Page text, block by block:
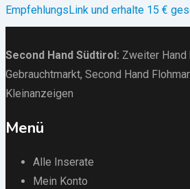
EmpfehlungsLink und erhalte 15 €
Second Hand Südtirol : Zweiter Hand
Gebrauchtmarkt, Second Hand
Kleinanzeigen
Menü
Alle Inserate
Mein Konto